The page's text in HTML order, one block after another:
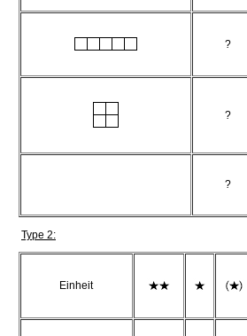
?
?
?
Type 2:
Einheit